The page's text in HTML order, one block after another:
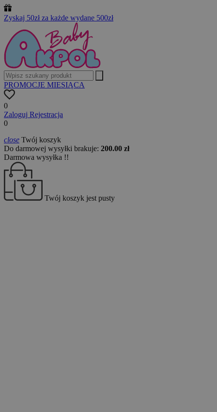
Zyskaj 50zł za każde wydane 500zł
PROMOCJE MIESIĄCA
0
Zaloguj Rejestracja
0
close Twój koszyk
Do darmowej wysyłki brakuje: 200.00 zł
Darmowa wysyłka !!
Twój koszyk jest pusty